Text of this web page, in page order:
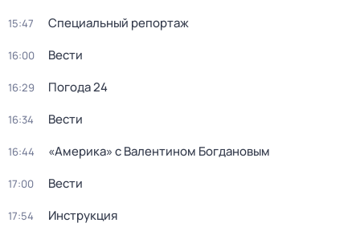
15:47 Специальный репортаж
16:00 Вести
16:29 Погода 24
16:34 Вести
16:44 «Америка» с Валентином Богдановым
17:00 Вести
17:54 Инструкция